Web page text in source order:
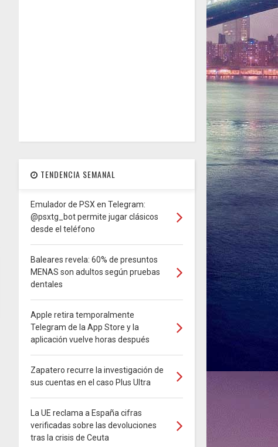
TENDENCIA SEMANAL
Emulador de PSX en Telegram:
@psxtg_bot permite jugar clásicos
desde el teléfono
Baleares revela: 60% de presuntos
MENAS son adultos según pruebas
dentales
Apple retira temporalmente
Telegram de la App Store y la
aplicación vuelve horas después
Zapatero recurre la investigación de
sus cuentas en el caso Plus Ultra
La UE reclama a España cifras
verificadas sobre las devoluciones
tras la crisis de Ceuta